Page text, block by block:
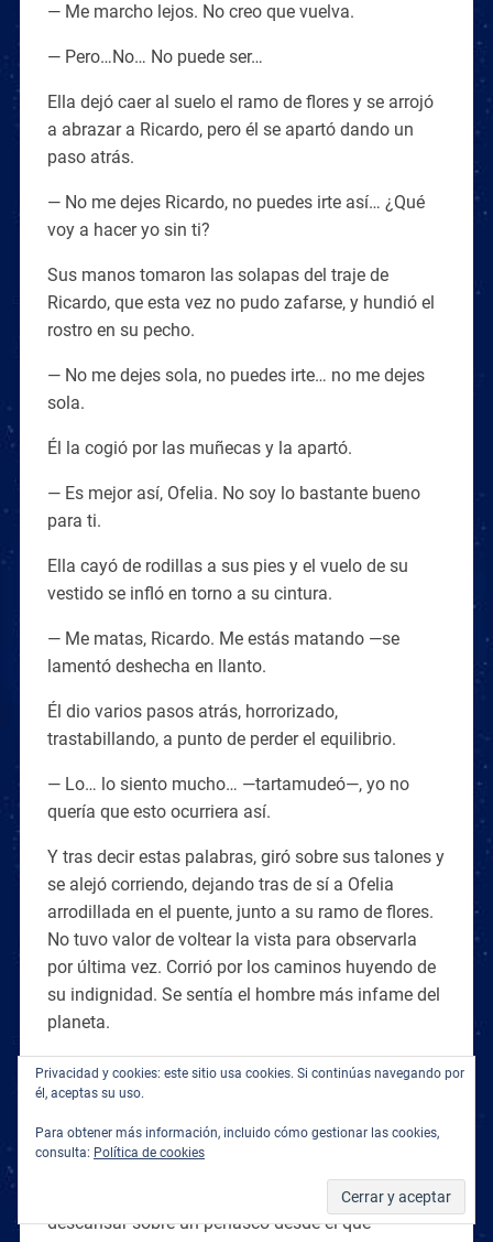
— Me marcho lejos. No creo que vuelva.
— Pero…No… No puede ser…
Ella dejó caer al suelo el ramo de flores y se arrojó
a abrazar a Ricardo, pero él se apartó dando un
paso atrás.
— No me dejes Ricardo, no puedes irte así… ¿Qué
voy a hacer yo sin ti?
Sus manos tomaron las solapas del traje de
Ricardo, que esta vez no pudo zafarse, y hundió el
rostro en su pecho.
— No me dejes sola, no puedes irte… no me dejes
sola.
Él la cogió por las muñecas y la apartó.
— Es mejor así, Ofelia. No soy lo bastante bueno
para ti.
Ella cayó de rodillas a sus pies y el vuelo de su
vestido se infló en torno a su cintura.
— Me matas, Ricardo. Me estás matando —se
lamentó deshecha en llanto.
Él dio varios pasos atrás, horrorizado,
trastabillando, a punto de perder el equilibrio.
— Lo… lo siento mucho… —tartamudeó—, yo no
quería que esto ocurriera así.
Y tras decir estas palabras, giró sobre sus talones y
se alejó corriendo, dejando tras de sí a Ofelia
arrodillada en el puente, junto a su ramo de flores.
No tuvo valor de voltear la vista para observarla
por última vez. Corrió por los caminos huyendo de
su indignidad. Se sentía el hombre más infame del
planeta.
* * *
río, junto a una frondosa alameda. El viento
cargado de tenebrosos presagios. Se sentó a
descansar sobre un peñasco desde el que
Privacidad y cookies: este sitio usa cookies. Si continúas navegando por
él, aceptas su uso.
Para obtener más información, incluido cómo gestionar las cookies,
consulta: Política de cookies